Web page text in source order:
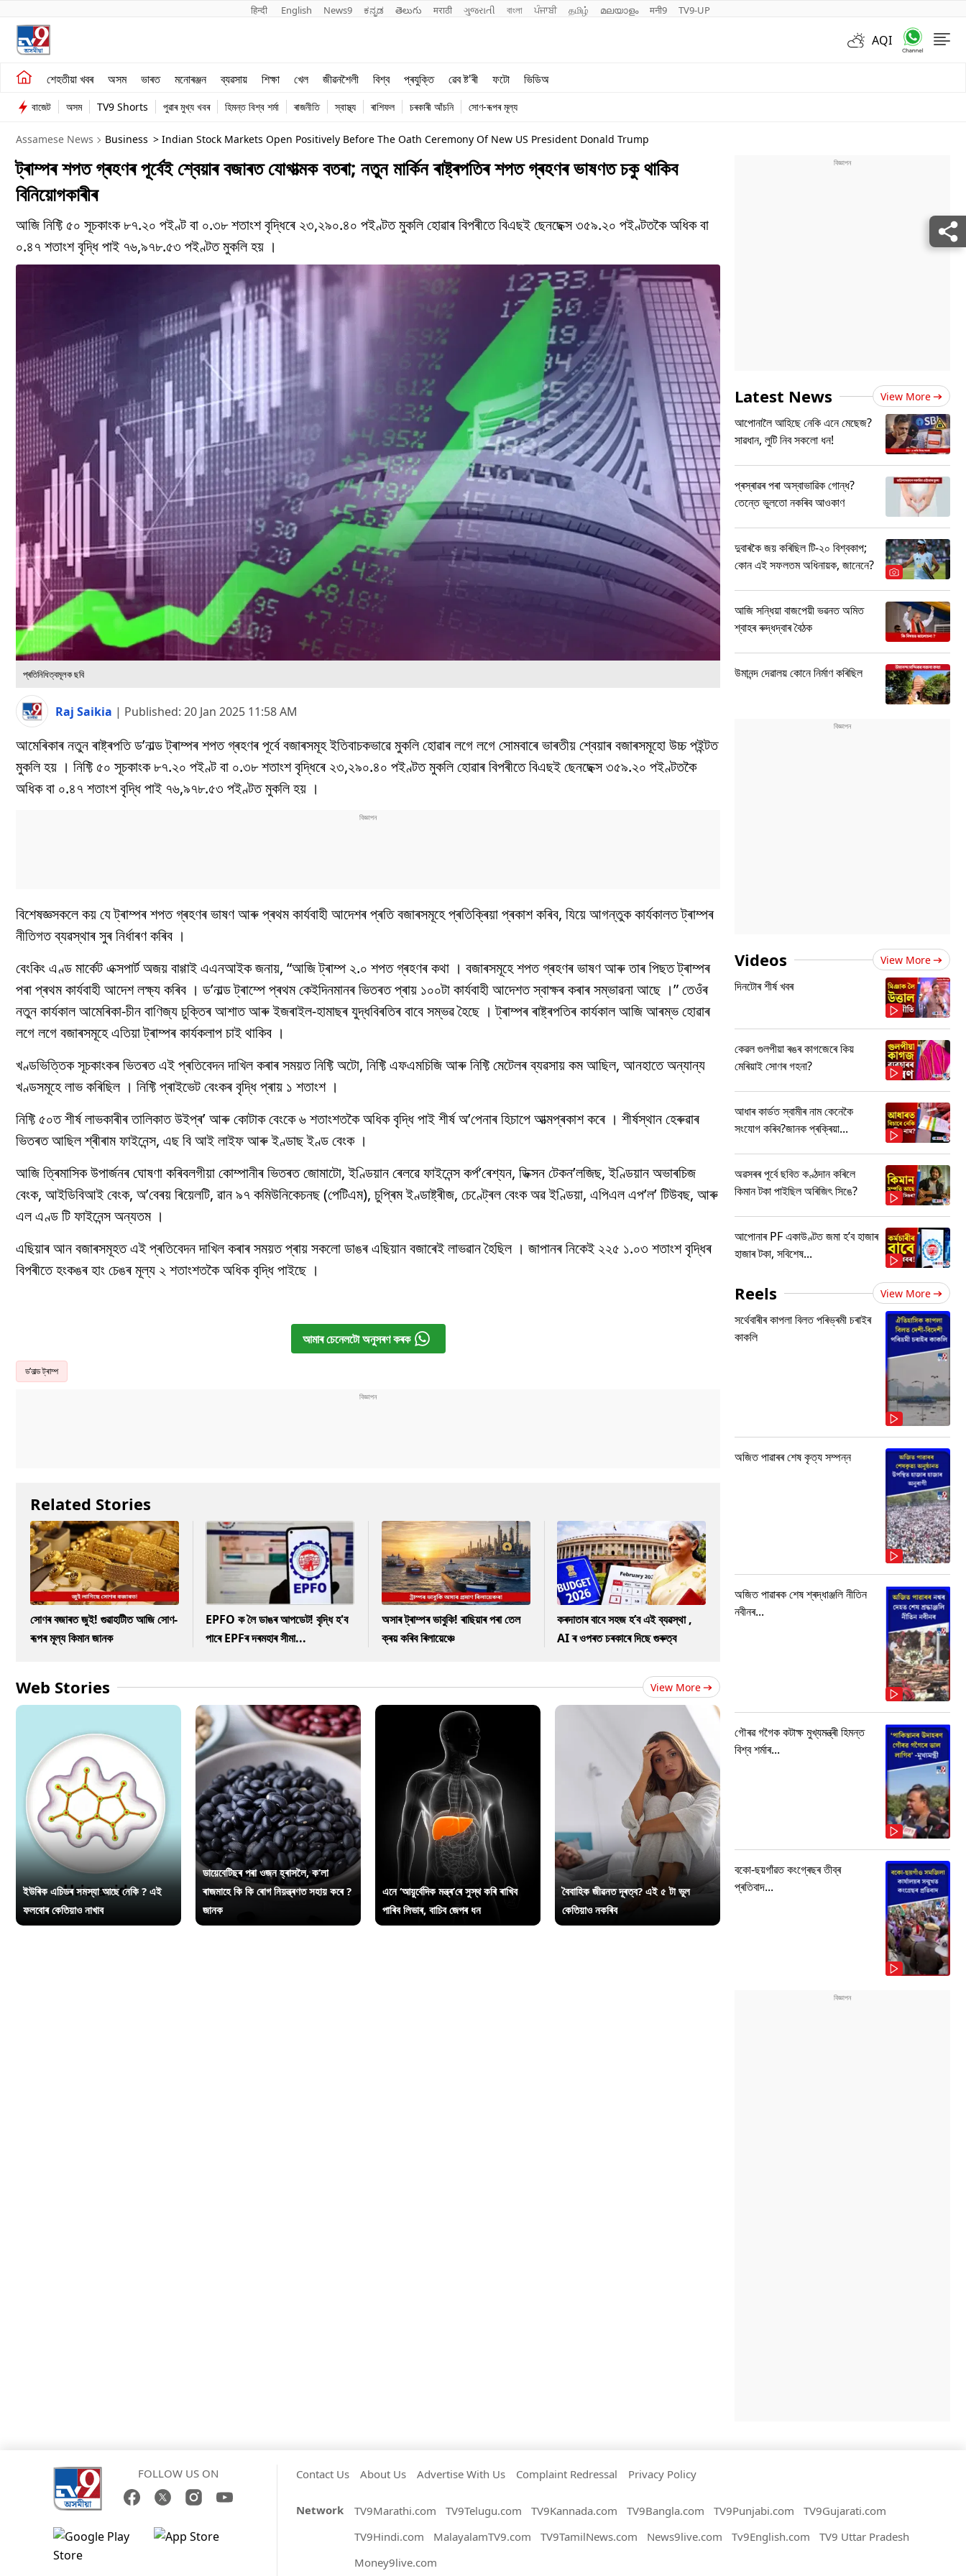
हिन्दी English News9 ಕನ್ನಡ తెలుగు मराठी ગુજરાતી বাংলা ਪੰਜਾਬੀ தமிழ் മലയാളം मनी9 TV9-UP
AQI
শেহতীয়া খবৰ অসম ভাৰত মনোৰঞ্জন ব্যৱসায় শিক্ষা খেল জীৱনশৈলী বিশ্ব প্ৰযুক্তি ৱেব ষ্ট'ৰী ফটো ভিডিঅ
শেহতীয়া খবৰ
অসম
ভাৰত
ব্যৱসায়
খেল
জীৱনশৈলী
বাজেট অসম TV9 Shorts পুৱাৰ মুখ্য খবৰ হিমন্ত বিশ্ব শৰ্মা ৰাজনীতি স্বাস্থ্য ৰাশিফল চৰকাৰী আঁচনি সোণ-ৰূপৰ মূল্য
Assamese News Business > Indian Stock Markets Open Positively Before The Oath Ceremony Of New US President Donald Trump
ট্ৰাম্পৰ শপত গ্ৰহণৰ পূৰ্বেই শ্বেয়াৰ বজাৰত যোগাত্মক বতৰা; নতুন মাৰ্কিন ৰাষ্ট্ৰপতিৰ শপত গ্ৰহণৰ ভাষণত চকু থাকিব
বিনিয়োগকাৰীৰ
আজি নিফ্টি ৫০ সূচকাংক ৮৭.২০ পইণ্ট বা ০.৩৮ শতাংশ বৃদ্ধিৰে ২৩,২৯০.৪০ পইণ্টত মুকলি হোৱাৰ বিপৰীতে বিএছই ছেনছেক্স ৩৫৯.২০ পইণ্টতকৈ অধিক বা
০.৪৭ শতাংশ বৃদ্ধি পাই ৭৬,৯৭৮.৫৩ পইণ্টত মুকলি হয় ।
প্ৰতিনিধিত্বমূলক ছবি
Raj Saikia | Published: 20 Jan 2025 11:58 AM
আমেৰিকাৰ নতুন ৰাষ্ট্ৰপতি ড’নাল্ড ট্ৰাম্পৰ শপত গ্ৰহণৰ পূৰ্বে বজাৰসমূহ ইতিবাচকভাৱে মুকলি হোৱাৰ লগে লগে সোমবাৰে ভাৰতীয় শ্বেয়াৰ বজাৰসমূহো উচ্চ পইন্টত
মুকলি হয় । নিফ্টি ৫০ সূচকাংক ৮৭.২০ পইণ্ট বা ০.৩৮ শতাংশ বৃদ্ধিৰে ২৩,২৯০.৪০ পইণ্টত মুকলি হোৱাৰ বিপৰীতে বিএছই ছেনছেক্স ৩৫৯.২০ পইণ্টতকৈ
অধিক বা ০.৪৭ শতাংশ বৃদ্ধি পাই ৭৬,৯৭৮.৫৩ পইণ্টত মুকলি হয় ।
বিশেষজ্ঞসকলে কয় যে ট্ৰাম্পৰ শপত গ্ৰহণৰ ভাষণ আৰু প্ৰথম কাৰ্যবাহী আদেশৰ প্ৰতি বজাৰসমূহে প্ৰতিক্ৰিয়া প্ৰকাশ কৰিব, যিয়ে আগন্তুক কাৰ্যকালত ট্ৰাম্পৰ
নীতিগত ব্যৱস্থাৰ সুৰ নিৰ্ধাৰণ কৰিব ।
বেংকিং এণ্ড মাৰ্কেট এক্সপাৰ্ট অজয় বাগ্গাই এএনআইক জনায়, “আজি ট্ৰাম্প ২.০ শপত গ্ৰহণৰ কথা । বজাৰসমূহে শপত গ্ৰহণৰ ভাষণ আৰু তাৰ পিছত ট্ৰাম্পৰ
পৰা প্ৰথম কাৰ্যবাহী আদেশ লক্ষ্য কৰিব । ড’নাল্ড ট্ৰাম্পে প্ৰথম কেইদিনমানৰ ভিতৰত প্ৰায় ১০০টা কাৰ্যবাহী আদেশত স্বাক্ষৰ কৰাৰ সম্ভাৱনা আছে ।” তেওঁৰ
নতুন কাৰ্যকাল আমেৰিকা-চীন বাণিজ্য চুক্তিৰ আশাত আৰু ইজৰাইল-হামাছৰ যুদ্ধবিৰতিৰ বাবে সম্ভৱ হৈছে । ট্ৰাম্পৰ ৰাষ্ট্ৰপতিৰ কাৰ্যকাল আজি আৰম্ভ হোৱাৰ
লগে লগে বজাৰসমূহে এতিয়া ট্ৰাম্পৰ কাৰ্যকলাপ চাই থাকিব ।
খণ্ডভিত্তিক সূচকাংকৰ ভিতৰত এই প্ৰতিবেদন দাখিল কৰাৰ সময়ত নিফ্টি অটো, নিফ্টি এফএমচিজি আৰু নিফ্টি মেটেলৰ ব্যৱসায় কম আছিল, আনহাতে অন্যান্য
খণ্ডসমূহে লাভ কৰিছিল । নিফ্টি প্ৰাইভেট বেংকৰ বৃদ্ধি প্ৰায় ১ শতাংশ ।
নিফ্টি ৫০ত শীৰ্ষ লাভকাৰীৰ তালিকাত উইপ্ৰ’ আৰু কোটাক বেংকে ৬ শতাংশতকৈ অধিক বৃদ্ধি পাই শীৰ্ষ অ’পেনাৰ হিচাপে আত্মপ্ৰকাশ কৰে । শীৰ্ষস্থান হেৰুৱাৰ
ভিতৰত আছিল শ্ৰীৰাম ফাইনেন্স, এছ বি আই লাইফ আৰু ইণ্ডাছ ইণ্ড বেংক ।
আজি ত্ৰিমাসিক উপাৰ্জনৰ ঘোষণা কৰিবলগীয়া কোম্পানীৰ ভিতৰত জোমাটো, ইণ্ডিয়ান ৰেলৱে ফাইনেন্স কৰ্প’ৰেশ্যন, ডিক্সন টেকন’লজিছ, ইণ্ডিয়ান অভাৰচিজ
বেংক, আইডিবিআই বেংক, অ’বেৰয় ৰিয়েলটি, ৱান ৯৭ কমিউনিকেচনছ (পেটিএম), চুপ্ৰিম ইণ্ডাষ্ট্ৰীজ, চেণ্ট্ৰেল বেংক অৱ ইণ্ডিয়া, এপিএল এপ’ল’ টিউবছ, আৰু
এল এণ্ড টি ফাইনেন্স অন্যতম ।
এছিয়াৰ আন বজাৰসমূহত এই প্ৰতিবেদন দাখিল কৰাৰ সময়ত প্ৰায় সকলো ডাঙৰ এছিয়ান বজাৰেই লাভৱান হৈছিল । জাপানৰ নিকেই ২২৫ ১.০৩ শতাংশ বৃদ্ধিৰ
বিপৰীতে হংকঙৰ হাং চেঙৰ মূল্য ২ শতাংশতকৈ অধিক বৃদ্ধি পাইছে ।
আমাৰ চেনেলটো অনুসৰণ কৰক
ড’নাল্ড ট্ৰাম্প
Related Stories
সোণৰ বজাৰত জুই! গুৱাহাটীত আজি সোণ-
ৰূপৰ মূল্য কিমান জানক
EPFO ক লৈ ডাঙৰ আপডেট! বৃদ্ধি হ'ব
পাৰে EPFৰ দৰমহাৰ সীমা...
অসাৰ ট্ৰাম্পৰ ভাবুকি! ৰাছিয়াৰ পৰা তেল
ক্ৰয় কৰিব ৰিলায়েঞ্চে
কৰদাতাৰ বাবে সহজ হ’ব এই ব্যৱস্থা ,
AI ৰ ওপৰত চৰকাৰে দিছে গুৰুত্ব
Web Stories View More
ইউৰিক এচিডৰ সমস্যা আছে নেকি ? এই
ফলবোৰ কেতিয়াও নাখাব
ডায়েবেটিছৰ পৰা ওজন হ্ৰাসলৈ, ক’লা
ৰাজমাহে কি কি ৰোগ নিয়ন্ত্ৰণত সহায় কৰে ?
জানক
এনে ‘আয়ুৰ্বেদিক মন্ত্ৰ’ৰে সুস্থ কৰি ৰাখিব
পাৰিব লিভাৰ, বাচিব জেপৰ ধন
বৈবাহিক জীৱনত দূৰত্ব? এই ৫ টা ভুল
কেতিয়াও নকৰিব
Latest News View More
আপোনালৈ আহিছে নেকি এনে মেছেজ?
সাৱধান, লুটি নিব সকলো ধন!
প্ৰস্ৰাৱৰ পৰা অস্বাভাৱিক গোন্ধ?
তেন্তে ভুলতো নকৰিব আওকাণ
দুবাৰকৈ জয় কৰিছিল টি-২০ বিশ্বকাপ;
কোন এই সফলতম অধিনায়ক, জানেনে?
আজি সন্ধিয়া বাজপেয়ী ভৱনত অমিত
শ্বাহৰ ৰুদ্ধদ্বাৰ বৈঠক
উমানন্দ দেৱালয় কোনে নিৰ্মাণ কৰিছিল
Videos View More
দিনটোৰ শীৰ্ষ খবৰ
কেৱল গুলপীয়া ৰঙৰ কাগজেৰে কিয়
মেৰিয়াই সোণৰ গহনা?
আধাৰ কাৰ্ডত স্বামীৰ নাম কেনেকৈ
সংযোগ কৰিব?জানক প্ৰক্ৰিয়া...
অৱসৰৰ পূৰ্বে ছবিত কণ্ঠদান কৰিলে
কিমান টকা পাইছিল অৰিজিৎ সিঙে?
আপোনাৰ PF একাউণ্টত জমা হ’ব হাজাৰ
হাজাৰ টকা, সবিশেষ...
Reels View More
সৰ্থেবাৰীৰ কাপলা বিলত পৰিভ্ৰমী চৰাইৰ
কাকলি
অজিত পাৱাৰৰ শেষ কৃত্য সম্পন্ন
অজিত পাৱাৰক শেষ শ্ৰদ্ধাঞ্জলি নীতিন
নবীনৰ...
গৌৰৱ গগৈক কটাক্ষ মুখ্যমন্ত্ৰী হিমন্ত
বিশ্ব শৰ্মাৰ...
বকো-ছয়গাঁৱত কংগ্ৰেছৰ তীব্ৰ
প্ৰতিবাদ...
FOLLOW US ON Contact Us About Us Advertise With Us Complaint Redressal Privacy Policy
Network TV9Marathi.com TV9Telugu.com TV9Kannada.com TV9Bangla.com TV9Punjabi.com
TV9Gujarati.com
TV9Hindi.com
MalayalamTV9.com TV9TamilNews.com News9live.com Tv9English.com
TV9 Uttar Pradesh
Money9live.com